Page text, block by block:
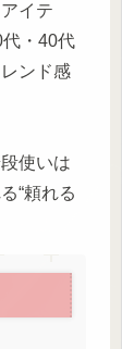
イテ
・40代
ンド感
使いは
“頼れる